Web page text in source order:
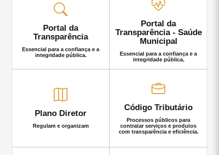
Portal da
Transparência
Essencial para a confiança e a
integridade pública.
Portal da
Transparência - Saúde
Municipal
Essencial para a confiança e a
integridade pública.
Plano Diretor
Regulam e organizam
Código Tributário
Processos públicos para
contratar serviços e produtos
com transparência e eficiência.